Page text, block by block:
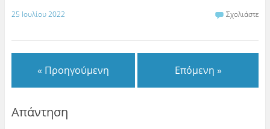
25 Ιουλίου 2022 Σχολιάστε
« Προηγούμενη Επόμενη »
Απάντηση